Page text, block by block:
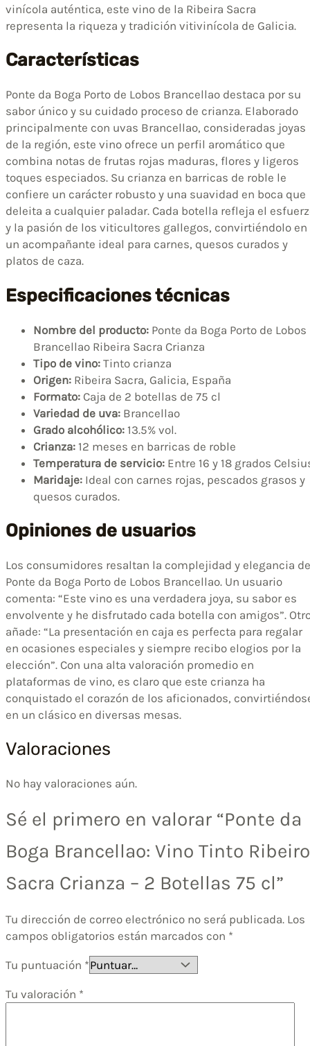
vinícola auténtica, este vino de la Ribeira Sacra
representa la riqueza y tradición vitivinícola de Galicia.
Características
Ponte da Boga Porto de Lobos Brancellao destaca por su
sabor único y su cuidado proceso de crianza. Elaborado
principalmente con uvas Brancellao, consideradas joyas
de la región, este vino ofrece un perfil aromático que
combina notas de frutas rojas maduras, flores y ligeros
toques especiados. Su crianza en barricas de roble le
confiere un carácter robusto y una suavidad en boca que
deleita a cualquier paladar. Cada botella refleja el
y la pasión de los viticultores gallegos, convirtiéndolo en
un acompañante ideal para carnes, quesos curados y
platos de caza.
Especificaciones técnicas
Nombre del producto: Ponte da Boga Porto de Lobos
Brancellao Ribeira Sacra Crianza
Tipo de vino: Tinto crianza
Origen: Ribeira Sacra, Galicia, España
Formato: Caja de 2 botellas de 75 cl
Variedad de uva: Brancellao
Grado alcohólico: 13.5% vol.
Crianza: 12 meses en barricas de roble
Temperatura de servicio: Entre 16 y 18 grados
Maridaje: Ideal con carnes rojas, pescados grasos y
quesos curados.
Opiniones de usuarios
Los consumidores resaltan la complejidad y elegancia
Ponte da Boga Porto de Lobos Brancellao. Un usuario
comenta: “Este vino es una verdadera joya, su sabor es
envolvente y he disfrutado cada botella con amigos”.
añade: “La presentación en caja es perfecta para regalar
en ocasiones especiales y siempre recibo elogios por la
elección”. Con una alta valoración promedio en
plataformas de vino, es claro que este crianza ha
conquistado el corazón de los aficionados,
en un clásico en diversas mesas.
Valoraciones
No hay valoraciones aún.
Sé el primero en valorar “Ponte da
Boga Brancellao: Vino Tinto Ribeiro
Sacra Crianza – 2 Botellas 75 cl”
Tu dirección de correo electrónico no será publicada. Los
campos obligatorios están marcados con *
Tu puntuación *
Tu valoración *